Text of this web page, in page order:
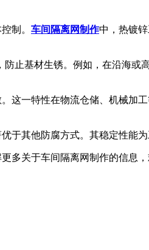
制。 车间隔离网制作中，热镀
止基材生锈。例如，在沿海或
一特性在物流仓储、机械加
其他防腐方式。其稳定性能为
关于车间隔离网制作的信息，